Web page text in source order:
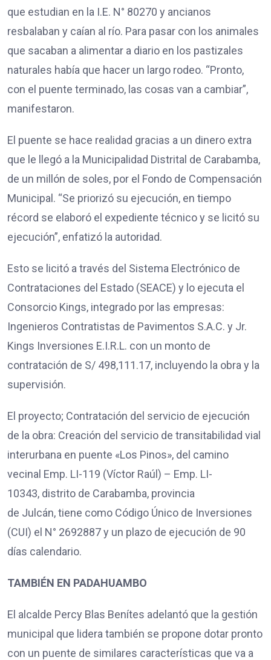
que estudian en la I.E. N° 80270 y ancianos
resbalaban y caían al río. Para pasar con los animales
que sacaban a alimentar a diario en los pastizales
naturales había que hacer un largo rodeo. “Pronto,
con el puente terminado, las cosas van a cambiar”,
manifestaron.
El puente se hace realidad gracias a un dinero extra
que le llegó a la Municipalidad Distrital de Carabamba,
de un millón de soles, por el Fondo de Compensación
Municipal. “Se priorizó su ejecución, en tiempo
récord se elaboró el expediente técnico y se licitó su
ejecución”, enfatizó la autoridad.
Esto se licitó a través del Sistema Electrónico de
Contrataciones del Estado (SEACE) y lo ejecuta el
Consorcio Kings, integrado por las empresas:
Ingenieros Contratistas de Pavimentos S.A.C. y Jr.
Kings Inversiones E.I.R.L. con un monto de
contratación de S/ 498,111.17, incluyendo la obra y la
supervisión.
El proyecto; Contratación del servicio de ejecución
de la obra: Creación del servicio de transitabilidad vial
interurbana en puente «Los Pinos», del camino
vecinal Emp. LI-119 (Víctor Raúl) – Emp. LI-
10343, distrito de Carabamba, provincia
de Julcán, tiene como Código Único de Inversiones
(CUI) el N° 2692887 y un plazo de ejecución de 90
días calendario.
TAMBIÉN EN PADAHUAMBO
El alcalde Percy Blas Benítes adelantó que la gestión
municipal que lidera también se propone dotar pronto
con un puente de similares características que va a